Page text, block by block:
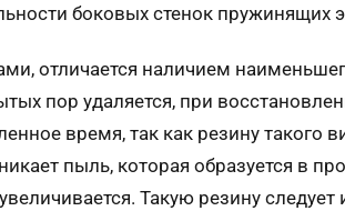
боковых стенок пружинящих
отличается наличием
пор удаляется, при
время, так как резину такого
пыль, которая образуется в
Такую резину следует